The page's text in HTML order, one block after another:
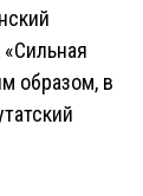
образом, в